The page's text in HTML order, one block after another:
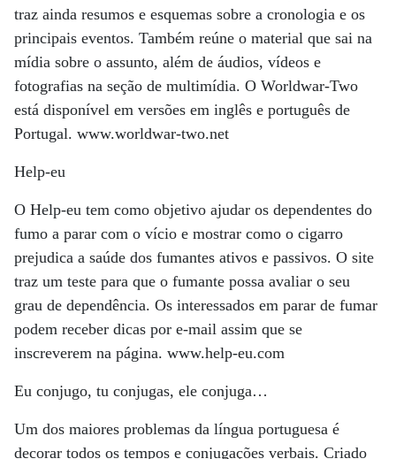
traz ainda resumos e esquemas sobre a cronologia e os
principais eventos. Também reúne o material que sai na
mídia sobre o assunto, além de áudios, vídeos e
fotografias na seção de multimídia. O Worldwar-Two
está disponível em versões em inglês e português de
Portugal. www.worldwar-two.net
Help-eu
O Help-eu tem como objetivo ajudar os dependentes do
fumo a parar com o vício e mostrar como o cigarro
prejudica a saúde dos fumantes ativos e passivos. O site
traz um teste para que o fumante possa avaliar o seu
grau de dependência. Os interessados em parar de fumar
podem receber dicas por e-mail assim que se
inscreverem na página. www.help-eu.com
Eu conjugo, tu conjugas, ele conjuga…
Um dos maiores problemas da língua portuguesa é
decorar todos os tempos e conjugações verbais. Criado